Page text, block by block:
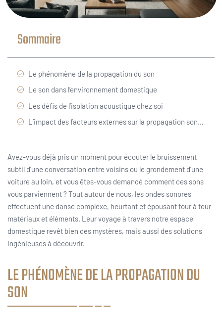
Sommaire
Le phénomène de la propagation du son
Le son dans l’environnement domestique
Les défis de l’isolation acoustique chez soi
L’impact des facteurs externes sur la propagation sonore
Avez-vous déjà pris un moment pour écouter le bruissement
subtil d’une conversation entre voisins ou le grondement d’une
voiture au loin, et vous êtes-vous demandé comment ces sons
vous parviennent ? Tout autour de nous, les ondes sonores
effectuent une danse complexe, heurtant et épousant tour à tour
matériaux et éléments. Leur voyage à travers notre espace
domestique revêt bien des mystères, mais aussi des solutions
ingénieuses à découvrir.
LE PHÉNOMÈNE DE LA PROPAGATION DU
SON